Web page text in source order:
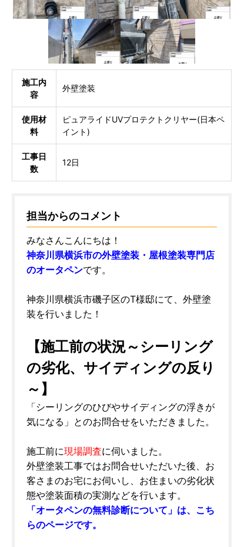
施工内
容
外壁塗装
使用材
料
ピュアライドUVプロテクトクリヤー(日本ペ
イント)
工事日
数
12日
担当からのコメント
みなさんこんにちは！
神奈川県横浜市の外壁塗装・屋根塗装専門店
のオータペンです。
神奈川県横浜市磯子区のT様邸にて、外壁塗
装を行いました！
【施工前の状況～シーリング
の劣化、サイディングの反り
～】
「シーリングのひびやサイディングの浮きが
気になる」とのお問合せをいただきました。
施工前に現場調査に伺いました。
外壁塗装工事ではお問合せいただいた後、お
客さまのお宅にお伺いし、お住まいの劣化状
態や塗装面積の実測などを行います。
「オータペンの無料診断について」は、こち
らのページです。